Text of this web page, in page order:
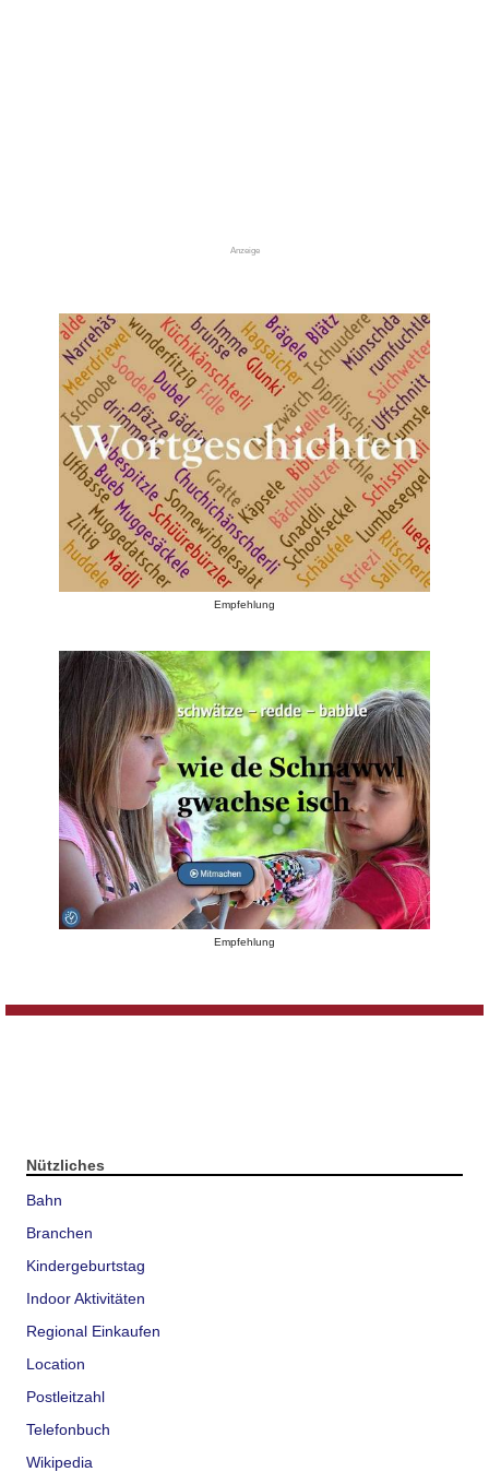
Anzeige
Empfehlung
Empfehlung
Nützliches
Bahn
Branchen
Kindergeburtstag
Indoor Aktivitäten
Regional Einkaufen
Location
Postleitzahl
Telefonbuch
Wikipedia